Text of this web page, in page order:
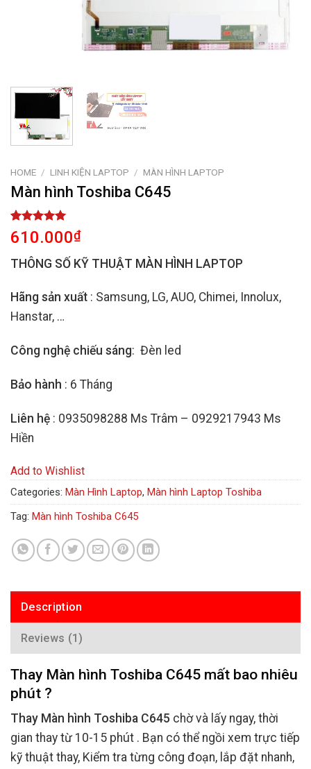
HOME / LINH KIỆN LAPTOP / MÀN HÌNH LAPTOP
Màn hình Toshiba C645
Rated
5.00
out of 5
based on
1
customer
610.000₫
THÔNG SỐ KỸ THUẬT MÀN HÌNH LAPTOP
Hãng sản xuất : Samsung, LG, AUO, Chimei, Innolux,
Hanstar, …
Công nghệ chiếu sáng: Đèn led
Bảo hành : 6 Tháng
Liên hệ : 0935098288 Ms Trâm – 0929217943 Ms
Hiền
Add to Wishlist
Categories: Màn Hình Laptop, Màn hình Laptop Toshiba
Tag: Màn hình Toshiba C645
Description
Reviews (1)
Thay Màn hình Toshiba C645 mất bao nhiêu
phút ?
Thay Màn hình Toshiba C645 chờ và lấy ngay, thời
gian thay từ 10-15 phút . Bạn có thể ngồi xem trực tiếp
kỹ thuật thay, Kiểm tra từng công đoạn, lắp đặt nhanh,